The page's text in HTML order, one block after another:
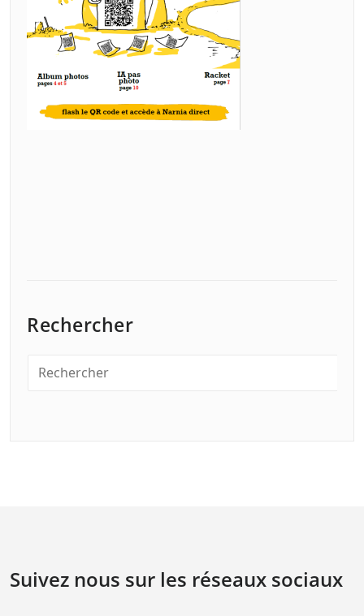
Rechercher
Suivez nous sur les réseaux sociaux